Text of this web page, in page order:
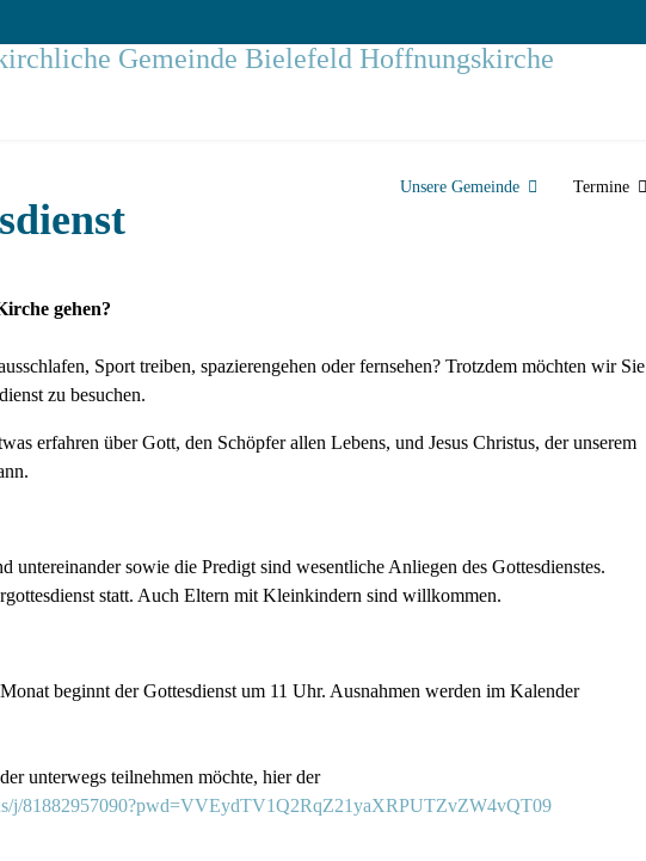
Unsere Gemeinde Termine
gehen?
Sport treiben, spazierengehen oder fernsehen? Trotzdem möchten wir Sie
zu besuchen.
erfahren über Gott, den Schöpfer allen Lebens, und Jesus Christus, der unserem
untereinander sowie die Predigt sind wesentliche Anliegen des Gottesdienstes.
statt. Auch Eltern mit Kleinkindern sind willkommen.
beginnt der Gottesdienst um 11 Uhr. Ausnahmen werden im Kalender
unterwegs teilnehmen möchte, hier der
j/81882957090?pwd=VVEydTV1Q2RqZ21yaXRPUTZvZW4vQT09